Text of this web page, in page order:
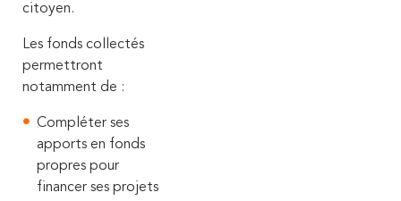
citoyen.
Les fonds collectés
permettront
notamment de :
Compléter ses
apports en fonds
propres pour
financer ses projets